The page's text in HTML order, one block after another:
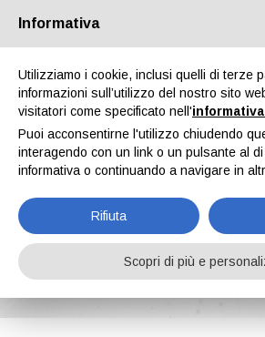
Chi siamo Partners Contatti Area
Industrias Titan
Home News Industrias Titan
Informativa
Utilizziamo i cookie, inclusi quelli di terze
informazioni sull’utilizzo del nostro sito
visitatori come specificato nell'
Puoi acconsentirne l'utilizzo chiudendo
interagendo con un link o un pulsante al
informativa o continuando a navigare in
Rifiuta
Scopri di più e